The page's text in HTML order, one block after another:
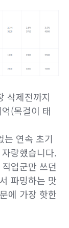
삭제전까지
(목걸이 태
는 연속 초기
랑했습니다.
업군만 쓰던
파밍하는 맛
에 가장 핫한